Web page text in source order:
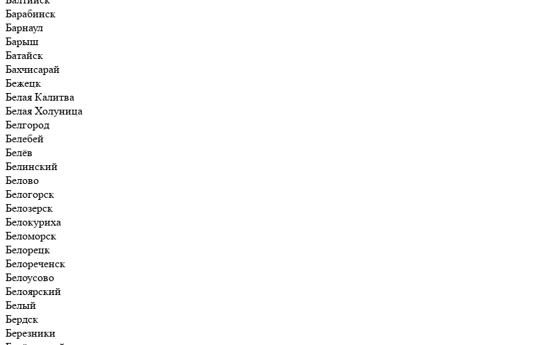
Барабинск
Барнаул
Барыш
Батайск
Бахчисарай
Бежецк
Белая Калитва
Белая Холуница
Белгород
Белебей
Белёв
Белинский
Белово
Белогорск
Белозерск
Белокуриха
Беломорск
Белорецк
Белореченск
Белоусово
Белоярский
Белый
Бердск
Березники